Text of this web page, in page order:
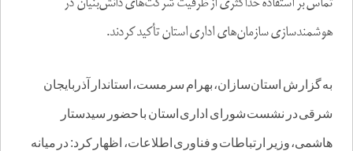
تماس بر استفاده حداکثری از ظرفیت شرکت‌های دانش‌بنیان در
هوشمندسازی سازمان‌های اداری استان تأکید کردند.
به گزارش استان‌سازان، بهرام سرمست، استاندار آذربایجان
شرقی در نشست شورای اداری استان با حضور سیدستار
هاشمی، وزیر ارتباطات و فناوری اطلاعات، اظهار کرد: در میانه